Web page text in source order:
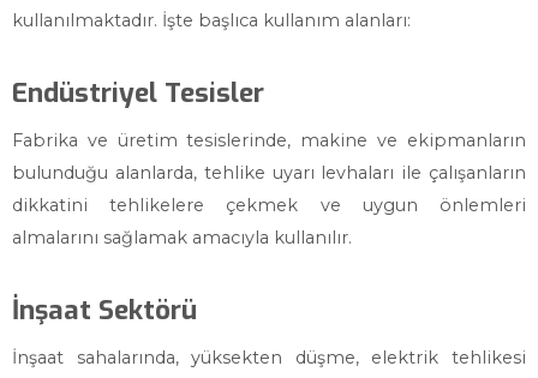
kullanılmaktadır. İşte başlıca kullanım alanları:
Endüstriyel Tesisler
Fabrika ve üretim tesislerinde, makine ve ekipmanların
bulunduğu alanlarda, tehlike uyarı levhaları ile çalışanların
dikkatini tehlikelere çekmek ve uygun önlemleri
almalarını sağlamak amacıyla kullanılır.
İnşaat Sektörü
İnşaat sahalarında, yüksekten düşme, elektrik tehlikesi